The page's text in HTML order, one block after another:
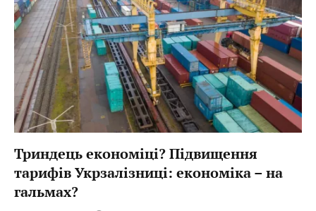
Триндець економіці? Підвищення
тарифів Укрзалізниці: економіка – на
гальмах?